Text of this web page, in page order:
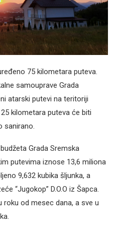
75 kilometara puteva.
samouprave Grada
atarski putevi na teritoriji
kilometara puteva će biti
sanirano.
Grada Sremska
putevima iznose 13,6 miliona
9,632 kubika šljunka, a
“Jugokop” D.O.O iz Šapca.
roku od mesec dana, a sve u